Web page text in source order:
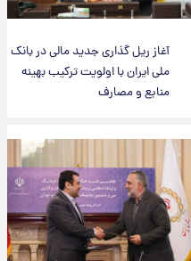
آغاز ریل گذاری جدید مالی در بانک
ملی ایران با اولویت ترکیب بهینه
منابع و مصارف